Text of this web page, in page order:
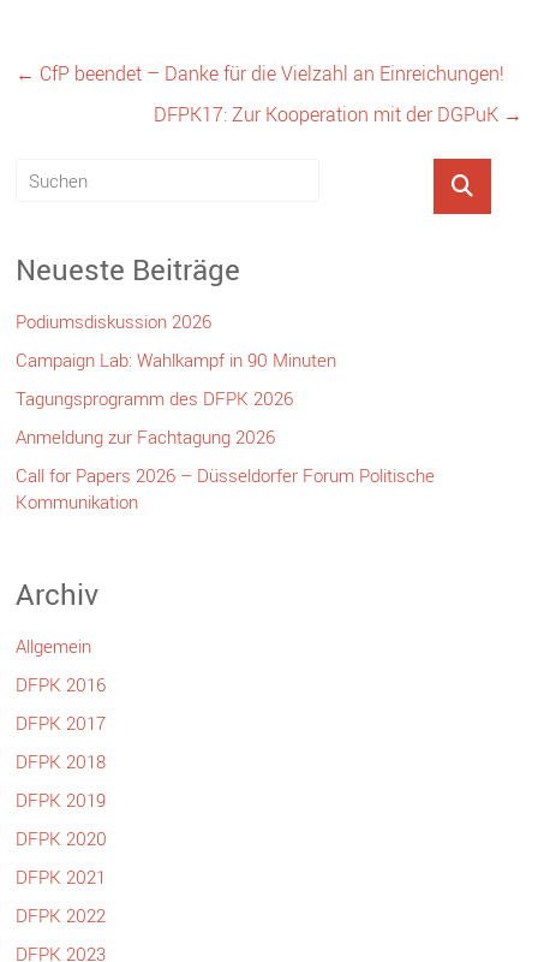
← CfP beendet – Danke für die Vielzahl an Einreichungen!
DFPK17: Zur Kooperation mit der DGPuK →
Neueste Beiträge
Podiumsdiskussion 2026
Campaign Lab: Wahlkampf in 90 Minuten
Tagungsprogramm des DFPK 2026
Anmeldung zur Fachtagung 2026
Call for Papers 2026 – Düsseldorfer Forum Politische
Kommunikation
Archiv
Allgemein
DFPK 2016
DFPK 2017
DFPK 2018
DFPK 2019
DFPK 2020
DFPK 2021
DFPK 2022
DFPK 2023